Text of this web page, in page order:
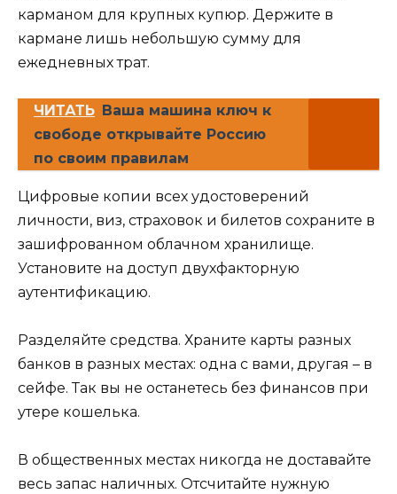
карманом для крупных купюр. Держите в
кармане лишь небольшую сумму для
ежедневных трат.
ЧИТАТЬ Ваша машина ключ к
свободе открывайте Россию
по своим правилам
Цифровые копии всех удостоверений
личности, виз, страховок и билетов сохраните в
зашифрованном облачном хранилище.
Установите на доступ двухфакторную
аутентификацию.
Разделяйте средства. Храните карты разных
банков в разных местах: одна с вами, другая – в
сейфе. Так вы не останетесь без финансов при
утере кошелька.
В общественных местах никогда не доставайте
весь запас наличных. Отсчитайте нужную